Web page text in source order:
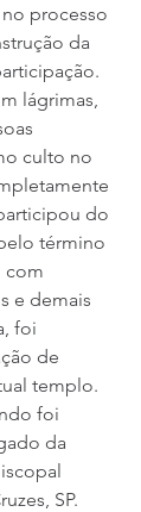
processo
da
lágrimas,
culto no
do
término
com
e demais
foi
de
templo.
foi
da
SP.